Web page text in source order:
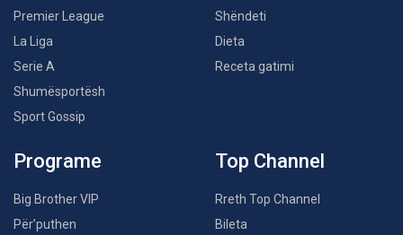
Premier League
La Liga
Serie A
Shumësportësh
Sport Gossip
Shëndeti
Dieta
Receta gatimi
Programe
Big Brother VIP
Për’puthen
Top Channel
Rreth Top Channel
Bileta